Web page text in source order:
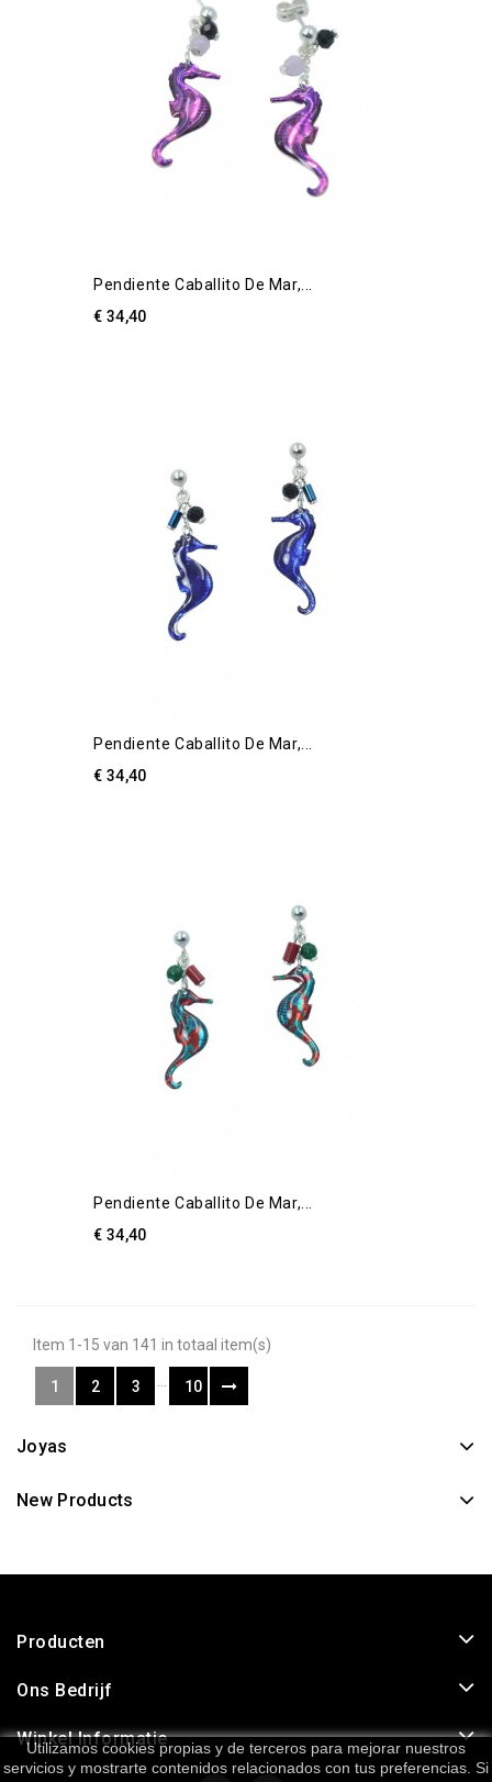
Utilizamos cookies propias y de terceros para mejorar nuestros
servicios y mostrarte contenidos relacionados con tus preferencias. Si
Pendiente Caballito De Mar,...
€ 34,40
Pendiente Caballito De Mar,...
€ 34,40
Pendiente Caballito De Mar,...
€ 34,40
Item 1-15 van 141 in totaal item(s)
1 2 3 10
Joyas
New Products
Producten
Ons Bedrijf
Winkel Informatie